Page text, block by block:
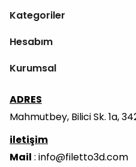
Kategoriler
Hesabım
Kurumsal
ADRES
Mahmutbey, Bilici Sk. 1a,
iletişim
Mail : info@filetto3d.com